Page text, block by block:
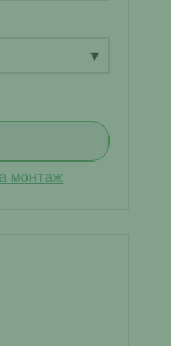
▾
монтаж